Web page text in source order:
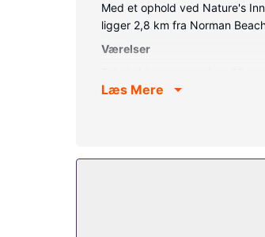
Med et ophold ved Nature's
ligger 2,8 km fra Norman
Værelser
underholdningen. Værelset
hotel inkluderer havegrill og
Personale er kun til rådighed
Læs Mere